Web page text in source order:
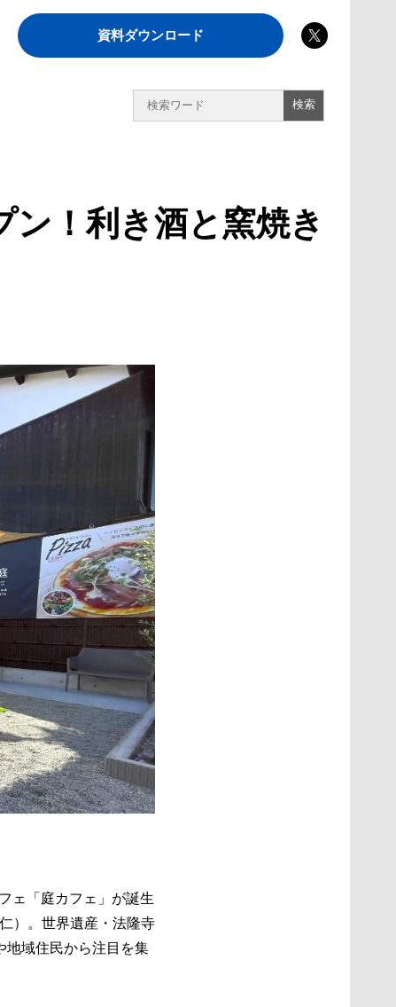
資料ダウンロード
！利き酒と窯焼き
ェ「庭カフェ」が誕生
）。世界遺産・法隆寺
地域住民から注目を集